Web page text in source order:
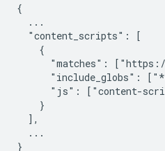
{
  ...
  "content_scripts": [
    {
"matches":
"include_globs":
"js": ["content-
    }
  ],
  ...